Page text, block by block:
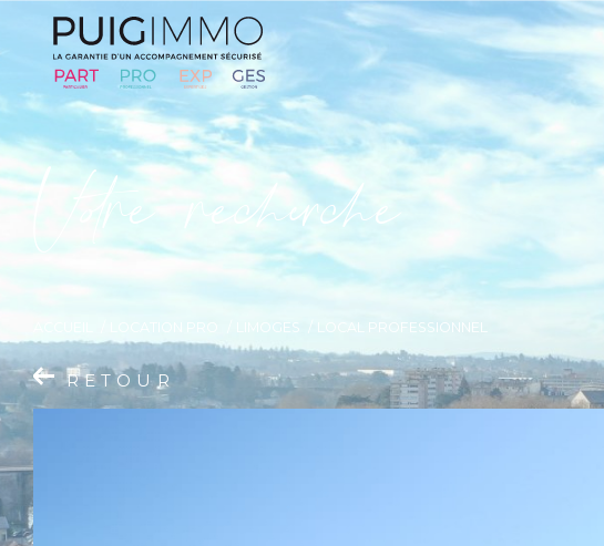
Vore recece
LOCATION PRO LIMOGES LOCAL PROFESSIONNEL
RETOUR